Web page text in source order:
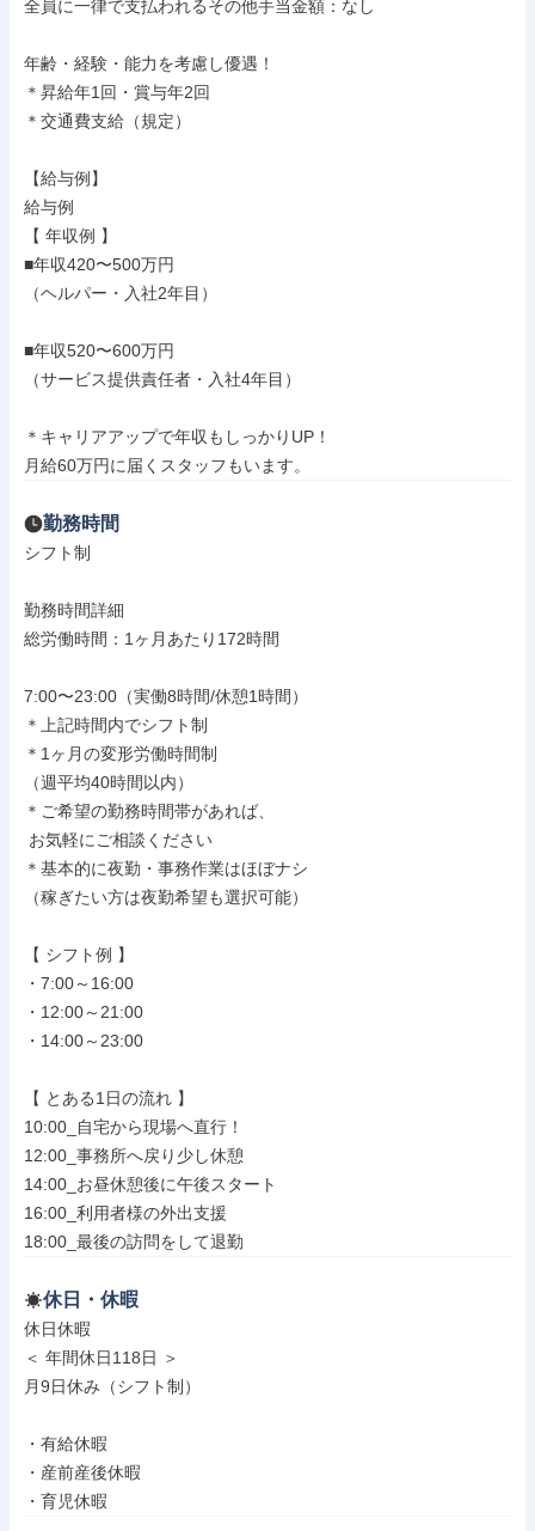
全員に一律で支払われるその他手当金額：なし
年齢・経験・能力を考慮し優遇！
＊昇給年1回・賞与年2回
＊交通費支給（規定）
【給与例】
給与例
【 年収例 】
■年収420〜500万円
（ヘルパー・入社2年目）
■年収520〜600万円
（サービス提供責任者・入社4年目）
＊キャリアアップで年収もしっかりUP！
月給60万円に届くスタッフもいます。
勤務時間
シフト制
勤務時間詳細
総労働時間：1ヶ月あたり172時間
7:00〜23:00（実働8時間/休憩1時間）
＊上記時間内でシフト制
＊1ヶ月の変形労働時間制
（週平均40時間以内）
＊ご希望の勤務時間帯があれば、
＊基本的に夜勤・事務作業はほぼナシ
（稼ぎたい方は夜勤希望も選択可能）
【 シフト例 】
・7:00～16:00
・12:00～21:00
・14:00～23:00
【 とある1日の流れ 】
10:00_自宅から現場へ直行！
12:00_事務所へ戻り少し休憩
14:00_お昼休憩後に午後スタート
16:00_利用者様の外出支援
18:00_最後の訪問をして退勤
休日・休暇
休日休暇
＜ 年間休日118日 ＞
月9日休み（シフト制）
・有給休暇
・産前産後休暇
・育児休暇